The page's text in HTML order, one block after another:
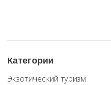
Категории
Экзотический туризм